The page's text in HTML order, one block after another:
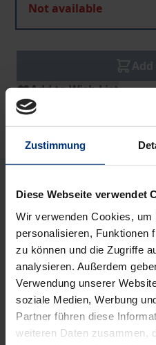
Zustimmung
Diese Webseite verwendet
Wir verwenden Cookies, um
personalisieren, Funktionen
zu können und die Zugriffe
analysieren. Außerdem
Verwendung unserer
soziale Medien, Werbung
Partner führen diese
weiteren Daten zusammen,
Not available
Add to Wish List
Delivery cost notice
Die grundlegenden
tiefe historische Wurzeln
Ausdruck der kulturellen
Das Recht ist aber nicht
der Kultur, sondern ein
für die Entwicklung
Beispiel der